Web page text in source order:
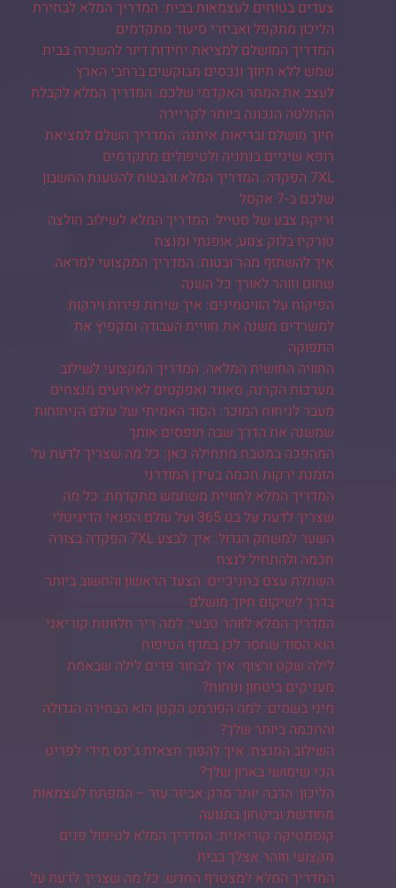
צעדים בטוחים לעצמאות בבית: המדריך המלא לבחירת
הליכון מתקפל ואביזרי סיעוד מתקדמים
המדריך המושלם למציאת יחידות דיור להשכרה בבית
שמש ללא תיווך ונכסים מבוקשים ברחבי הארץ
לעצב את המחר האקדמי שלכם: המדריך המלא לקבלת
ההחלטה הנכונה ביותר לקריירה
חיוך מושלם ובריאות איתנה: המדריך השלם למציאת
רופא שיניים בנתניה ולטיפולים מתקדמים
7XL הפקדה: המדריך המלא והבטוח להטענת החשבון
שלכם ב-7 אקסל
זריקת צבע של סטייל: המדריך המלא לשילוב חולצה
טורקיז בלוק צנוע, אופנתי ומנצח
איך להשתזף מהר ובטוח: המדריך המקצועי למראה
שחום וזוהר לאורך כל השנה
הפיקוח על הוויטמינים: איך שירות פירות וירקות
למשרדים משנה את חוויית העבודה ומקפיץ את
התפוקה
החוויה החושית המלאה: המדריך המקצועי לשילוב
מערכות הקרנה, סאונד ואפקטים לאירועים מנצחים
מעבר לניחוח המוכר: הסוד האמיתי של עולם הניחוחות
שמשנה את הדרך שבה תופסים אותך
המהפכה במטבח מתחילה כאן: כל מה שצריך לדעת על
הזמנת ירקות חכמה בעידן המודרני
המדריך המלא לחוויית משתמש מתקדמת: כל מה
שצריך לדעת על בט 365 ועל עולם הפנאי הדיגיטלי
השער למשחק הגדול: איך לבצע 7XL הפקדה בצורה
חכמה ולהתחיל לנצח
השתלת עצם בחניכיים: הצעד הראשון והחשוב ביותר
בדרך לשיקום חיוך מושלם
המדריך המלא לזוהר טבעי: למה ריר חלזונות קוריאני
הוא הסוד שחסר לכן במדף הטיפוח
לילה שקט ורצוף: איך לבחור פדים לילה שבאמת
מעניקים ביטחון ונוחות?
מיני בשמים: למה הפורמט הקטן הוא הבחירה הגדולה
והחכמה ביותר שלך?
השילוב המנצח: איך להפוך חצאית ג'ינס מידי לפריט
הכי שימושי בארון שלך?
הליכון: הרבה יותר מרק אביזר עזר – המפתח לעצמאות
מחודשת וביטחון בתנועה
קוסמטיקה קוריאנית: המדריך המלא לטיפול פנים
מקצועי וזוהר אצלך בבית
המדריך המלא למצטרף החדש: כל מה שצריך לדעת על